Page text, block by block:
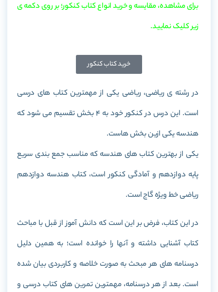
برای مشاهده، مقایسه و خرید انواع کتاب کنکور؛ بر روی دکمه ی
زیر کلیک نمایید.
خرید کتاب کنکور
در رشته ی ریاضی، ریاضی یکی از مهمترین کتاب های درسی
است. این درس در کنکور خود به 4 بخش تقسیم می شود که
هندسه یکی ازین بخش هاست.
یکی از بهترین کتاب های هندسه که مناسب جمع بندی سریع
پایه دوازدهم و آمادگی کنکور است، کتاب هندسه دوازدهم
ریاضی خط ویژه گاجاست.
در این کتاب، فرض بر این است که دانش آموز از قبل با مباحث
کتاب آشنایی داشته و آنها را خوانده است؛ به همین دلیل
درسنامه های هر مبحث به صورت خلاصه و کاربردی بیان شده
است. بعد از هر درسنامه، مهمترین تمرین های کتاب درسی و